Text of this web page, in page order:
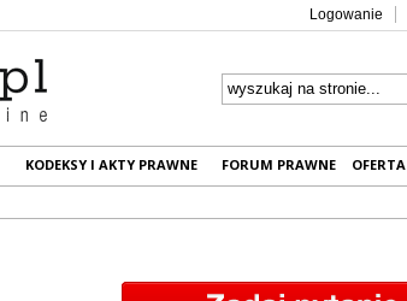
Logowanie
KODEKSY I AKTY PRAWNE FORUM PRAWNE OFERTA